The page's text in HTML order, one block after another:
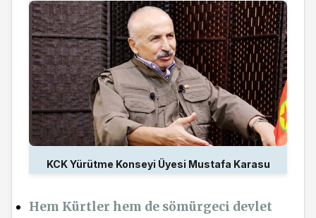
KCK Yürütme Konseyi Üyesi Mustafa Karasu
Hem Kürtler hem de sömürgeci devlet